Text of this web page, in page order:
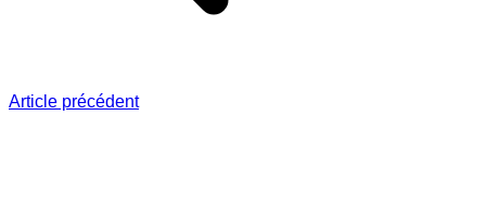
Article précédent